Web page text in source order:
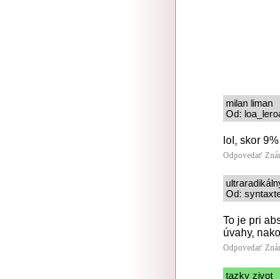
milan liman
Od:
lol, skor
Odpovedať
Od:
To je pri
úvahy,
Odpovedať
tazky zivot